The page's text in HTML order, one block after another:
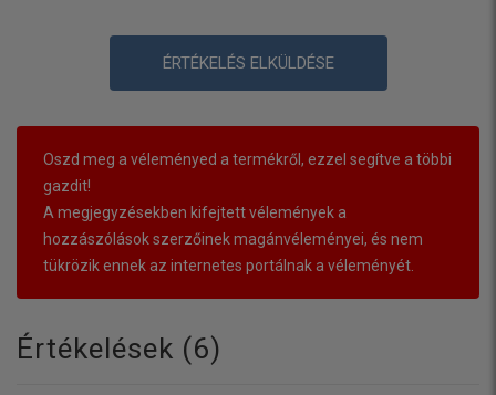
ÉRTÉKELÉS ELKÜLDÉSE
Oszd meg a véleményed a termékről, ezzel segítve a többi
gazdit!
A megjegyzésekben kifejtett vélemények a
hozzászólások szerzőinek magánvéleményei, és nem
tükrözik ennek az internetes portálnak a véleményét.
Értékelések (6)